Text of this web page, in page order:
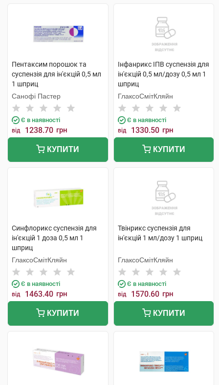
Пентаксим порошок та
суспензія для ін'єкцій 0,5 мл
1 шприц
Санофі Пастер
Є в наявності
від 1238.70 грн
КУПИТИ
Інфанрикс ІПВ суспензія для
ін'єкцій 0,5 мл/дозу 0,5 мл 1
шприц
ГлаксоСмітКляйн
Є в наявності
від 1330.50 грн
КУПИТИ
Синфлорикс суспензія для
ін'єкцій 1 доза 0,5 мл 1
шприц
ГлаксоСмітКляйн
Є в наявності
від 1463.40 грн
КУПИТИ
Твінрикс суспензія для
ін'єкцій 1 мл/дозу 1 шприц
ГлаксоСмітКляйн
Є в наявності
від 1570.60 грн
КУПИТИ